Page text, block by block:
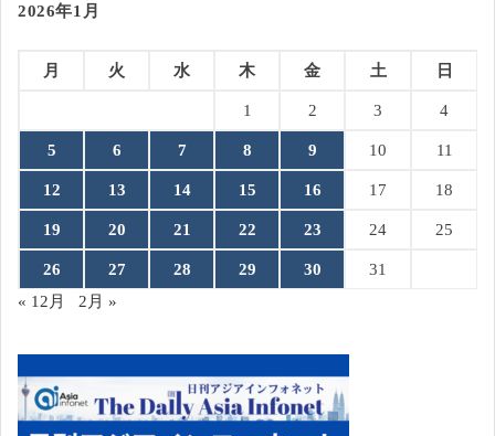
2026年1月
月 火 水 木 金 土 日
1 2 3 4
5 6 7 8 9 10 11
12 13 14 15 16 17 18
19 20 21 22 23 24 25
26 27 28 29 30
31
« 12月
2月 »